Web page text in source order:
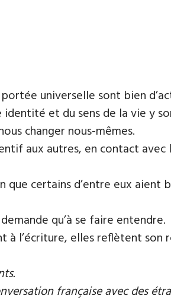
universelle sont bien
et du sens de la vie y
changer nous-mêmes.
aux autres, en contact avec
certains d’entre eux
qu’à se faire entendre.
l’écriture, elles reflètent son
française avec des